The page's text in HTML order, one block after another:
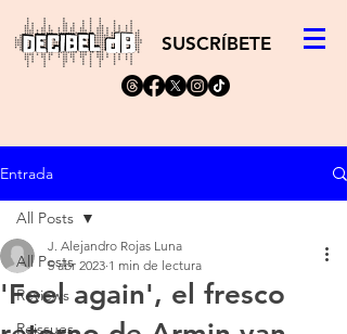
SUSCRÍBETE
Entrada
All Posts
Reviews
Reissues
All Posts
'Feel again', el fresco
J. Alejandro Rojas Luna
5 abr 2023 1 min de lectura